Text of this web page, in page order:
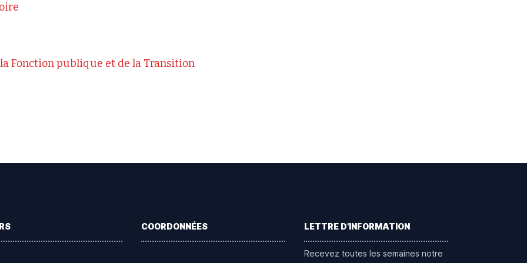
Fonction publique et de la Transition
COORDONNÉES LETTRE D'INFORMATION
Recevez toutes les semaines notre